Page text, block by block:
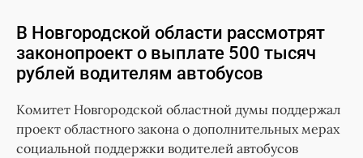
В Новгородской области рассмотрят
законопроект о выплате 500 тысяч
рублей водителям автобусов
Комитет Новгородской областной думы поддержал
проект областного закона о дополнительных мерах
социальной поддержки водителей автобусов